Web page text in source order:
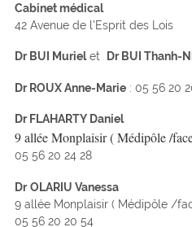
Cabinet médical
42 Avenue de l’Esprit des Lois
Dr BUI Murielet Dr BUI Thanh-
Dr ROUX Anne-Marie: 05 56 20
Dr FLAHARTY Daniel
9 allée Monplaisir ( Médipôle /
05 56 20 24 28
Dr OLARIU Vanessa
9 allée Monplaisir ( Médipôle /
05 56 20 20 54